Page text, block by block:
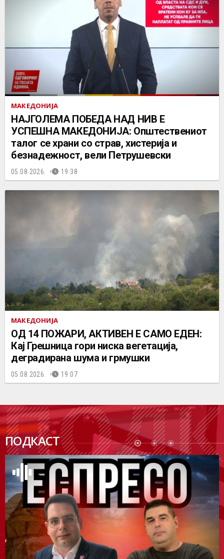
МАКЕДОНИЈА
НАЈГОЛЕМА ПОБЕДА НАД НИВ Е
УСПЕШНА МАКЕДОНИЈА: Општествениот
талог се храни со страв, хистерија и
безнадежност, вели Петрушевски
05.08.2026. 19:38
МАКЕДОНИЈА
ОД 14 ПОЖАРИ, АКТИВЕН Е САМО ЕДЕН:
Кај Грешница гори ниска вегетација,
деградирана шума и грмушки
05.08.2026. 19:07
ПОДКАСТ
ПОДК
АСТ